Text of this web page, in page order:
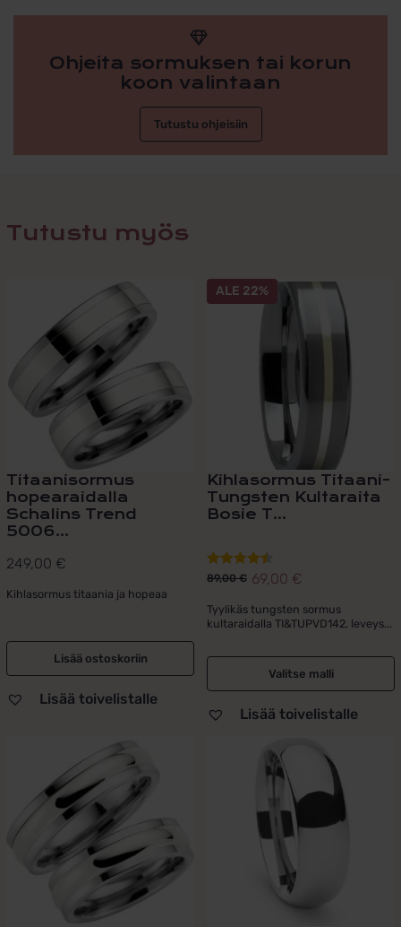
Ohjeita sormuksen tai korun
koon valintaan
Tutustu ohjeisiin
Tutustu myös
Titaanisormus
hopearaidalla
Schalins Trend
5006...
249,00 €
Kihlasormus titaania ja hopeaa
Lisää ostoskoriin
Lisää toivelistalle
ALE 22%
Kihlasormus Titaani-
Tungsten Kultaraita
Bosie T...
Arvostelu
4.50/ 5
89,00€
Alkuperäinen
hinta
oli:
89,00 €.
69,00 €
Nykyinen
hinta
on:
69,00 €.
Tyylikäs tungsten sormus
kultaraidalla TI&TUPVD142, leveys...
Valitse malli
Tällä
tuotteella
muunnelma.
Lisää toivelistalle
muunnelma.